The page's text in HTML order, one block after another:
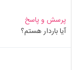
پرسش و پاسخ
آیا باردار هستم؟